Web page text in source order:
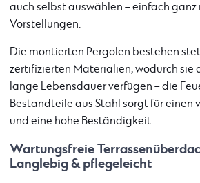
auch selbst auswählen – einfach ganz
Vorstellungen.
Die montierten Pergolen bestehen
zertifizierten Materialien, wodurch sie
lange Lebensdauer verfügen – die
Bestandteile aus Stahl sorgt für einen
und eine hohe Beständigkeit.
Wartungsfreie
Langlebig & pflegeleicht